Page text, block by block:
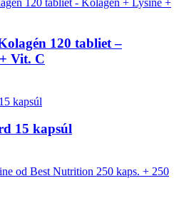
120 tabliet –
Vit. C
15 kapsúl